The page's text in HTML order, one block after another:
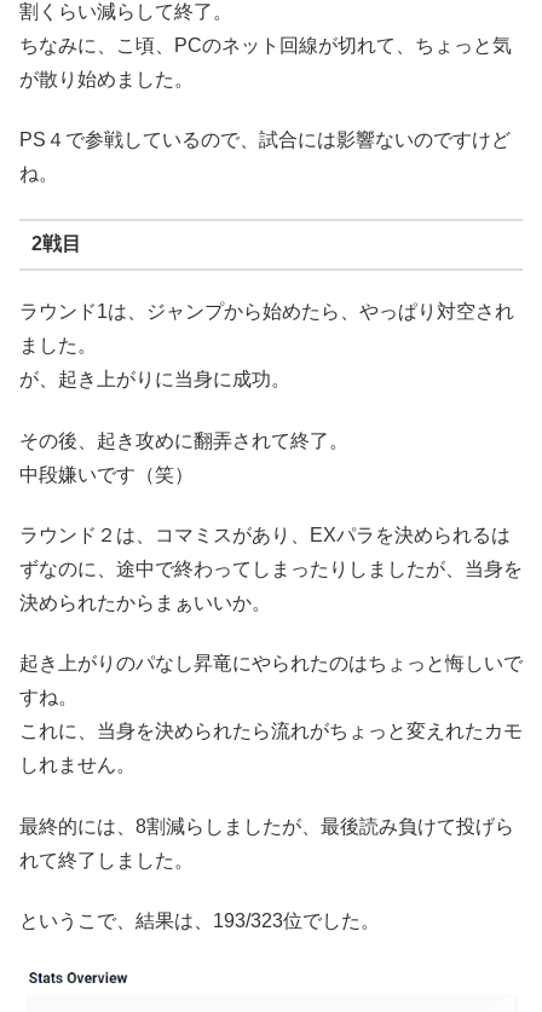
割くらい減らして終了。
ちなみに、こ頃、PCのネット回線が切れて、ちょっと気
が散り始めました。
PS４で参戦しているので、試合には影響ないのですけど
ね。
2戦目
ラウンド1は、ジャンプから始めたら、やっぱり対空され
ました。
が、起き上がりに当身に成功。
その後、起き攻めに翻弄されて終了。
中段嫌いです（笑）
ラウンド２は、コマミスがあり、EXパラを決められるは
ずなのに、途中で終わってしまったりしましたが、当身を
決められたからまぁいいか。
起き上がりのパなし昇竜にやられたのはちょっと悔しいで
すね。
これに、当身を決められたら流れがちょっと変えれたカモ
しれません。
最終的には、8割減らしましたが、最後読み負けて投げら
れて終了しました。
というこで、結果は、193/323位でした。